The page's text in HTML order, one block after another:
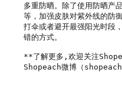
多重防晒。除了使用防晒产
等，加强皮肤对紫外线的防
打伞或者避开最强阳光时段
错的方式。
**了解更多,欢迎关注
Shopeach微博（